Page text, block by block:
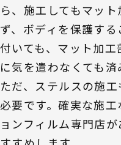
ら、施工してもマッ
ず、ボディを保護す
付いても、マット加
に気を遣わなくても済
ただ、ステルスの施
必要です。確実な施
ョンフィルム専門店